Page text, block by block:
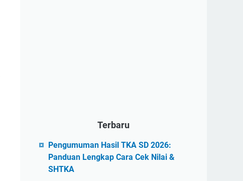
Terbaru
Pengumuman Hasil TKA SD 2026:
Panduan Lengkap Cara Cek Nilai &
SHTKA